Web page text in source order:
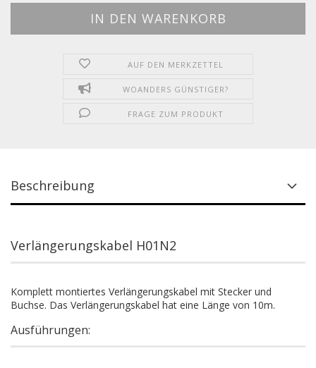
AUF DEN MERKZETTEL
WOANDERS GÜNSTIGER?
FRAGE ZUM PRODUKT
Beschreibung
Verlängerungskabel H01N2
Komplett montiertes Verlängerungskabel mit Stecker und
Buchse. Das Verlängerungskabel hat eine Länge von 10m.
Ausführungen: